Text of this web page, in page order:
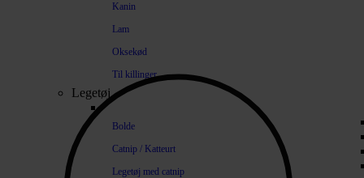
Kanin
Lam
Oksekød
Til killinger
Legetøj
Bolde
Catnip / Katteurt
Legetøj med catnip